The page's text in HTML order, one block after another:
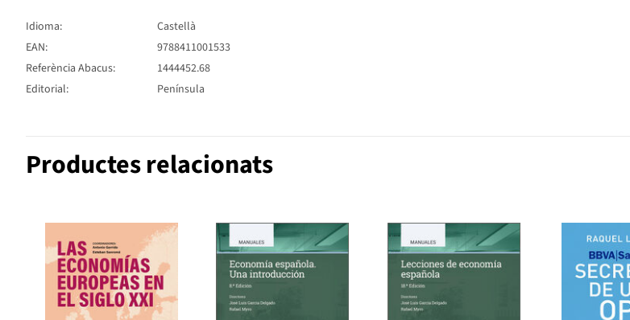
Idioma:
Castellà
EAN:
9788411001533
Referència Abacus:
1444452.68
Editorial:
Península
Productes relacionats